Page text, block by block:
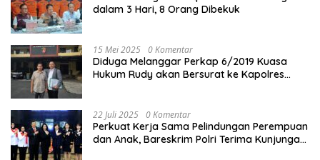
dalam 3 Hari, 8 Orang Dibekuk
15 Mei 2025 0 Komentar
Diduga Melanggar Perkap 6/2019 Kuasa
Hukum Rudy akan Bersurat ke Kapolres
22 Juli 2025 0 Komentar
Perkuat Kerja Sama Pelindungan Perempuan
dan Anak, Bareskrim Polri Terima Kunjungan